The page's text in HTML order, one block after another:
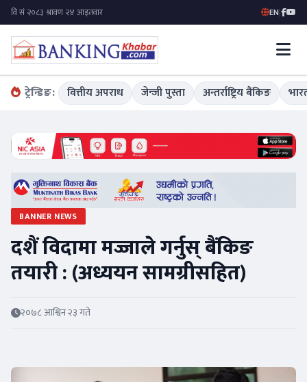
EN|
ट्रेन्डिङ: वित्तीय अपराध जेन्जी पुस्ता अन्तर्राष्ट्रिय बैंकिङ
BANNER NEWS
दशैं विदामा मज्जाले गर्नुस् बैंकिङ
तयारी : (अध्ययन सामग्रीसहित)
२०७८ आश्विन २३ गते